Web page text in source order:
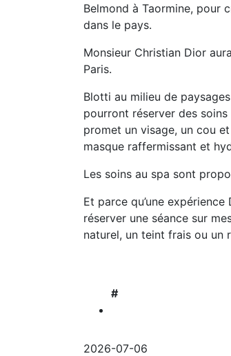
Belmond à Taormine, pour
dans le pays.
Monsieur Christian Dior
Paris.
Blotti au milieu de
pourront réserver des
promet un visage, un cou
masque raffermissant et
Les soins au spa sont
Et parce qu’une
réserver une séance sur
naturel, un teint frais ou un
#
2026-07-06